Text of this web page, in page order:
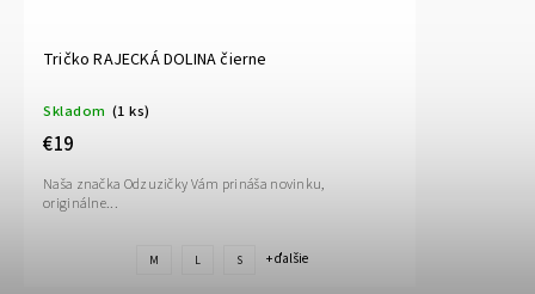
Tričko RAJECKÁ DOLINA čierne
Skladom (1 ks)
€19
Naša značka Odzuzičky Vám prináša novinku,
originálne...
M L S + ďalšie